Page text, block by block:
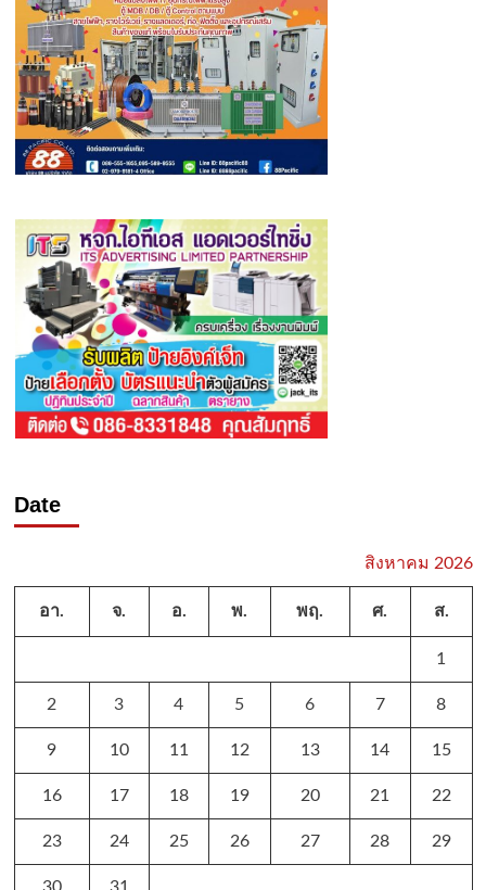
Date
สิงหาคม 2026
อา. จ. อ. พ. พฤ. ศ. ส.
1
2 3 4 5 6 7 8
9 10 11 12 13 14 15
16 17 18 19 20 21 22
23 24 25 26 27 28 29